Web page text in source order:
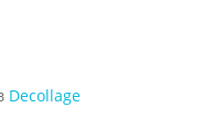
Decollage